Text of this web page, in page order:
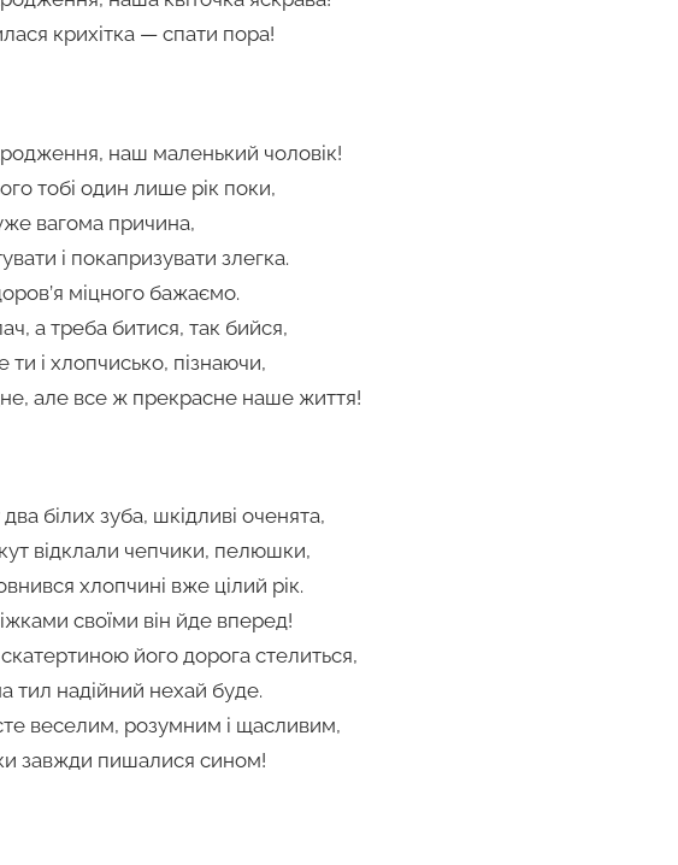
крихітка — спати пора!
наш маленький чоловік!
тобі один лише рік поки,
вагома причина,
і покапризувати злегка.
міцного бажаємо.
а треба битися, так бийся,
ти і хлопчисько, пізнаючи,
але все ж прекрасне наше життя!
білих зуба, шкідливі оченята,
відклали чепчики, пелюшки,
хлопчині вже цілий рік.
своїми він йде вперед!
його дорога стелиться,
тил надійний нехай буде.
веселим, розумним і щасливим,
завжди пишалися сином!